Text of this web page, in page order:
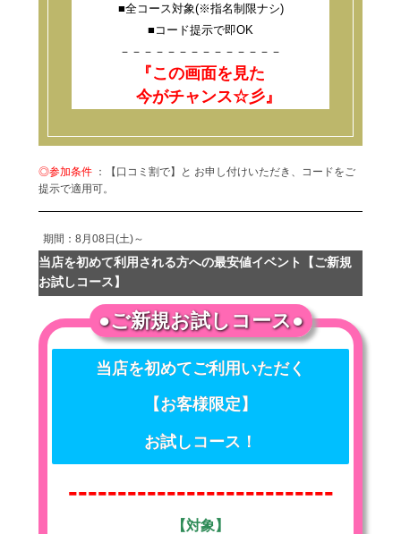
■全コース対象(※指名制限ナシ)
■コード提示で即OK
－－－－－－－－－－－－－－
『この画面を見た
今がチャンス☆彡』
◎参加条件 ：【口コミ割で】と お申し付けいただき、コードをご
提示で適用可。
期間：8月08日(土)～
当店を初めて利用される方への最安値イベント【ご新規
お試しコース】
●ご新規お試しコース●
当店を初めてご利用いただく
【お客様限定】
お試しコース！
---------------------------
【対象】